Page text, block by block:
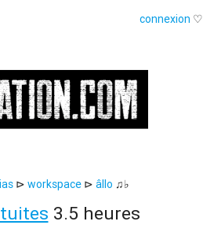
connexion ♡
⊳ workspace ⊳ âllo ♫♭
3.5 heures